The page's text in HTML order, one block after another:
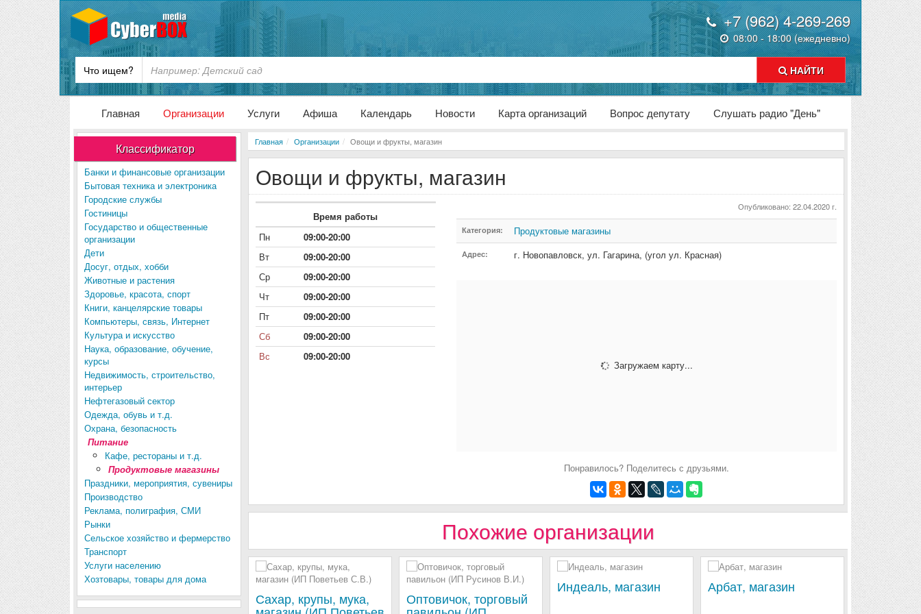
+7 (962) 4-269-269
08:00 - 18:00 (ежедневно)
Что ищем? НАЙТИ
Главная Организации Услуги Афиша Календарь Новости Карта организаций Вопрос депутату Слушать радио "День"
Классификатор
Банки и финансовые организации
Бытовая техника и электроника
Городские службы
Гостиницы
Государство и общественные
организации
Дети
Досуг, отдых, хобби
Животные и растения
Здоровье, красота, спорт
Книги, канцелярские товары
Компьютеры, связь, Интернет
Культура и искусство
Наука, образование, обучение,
курсы
Недвижимость, строительство,
интерьер
Нефтегазовый сектор
Одежда, обувь и т.д.
Охрана, безопасность
Питание
Кафе, рестораны и т.д.
Продуктовые магазины
Праздники, мероприятия, сувениры
Производство
Реклама, полиграфия, СМИ
Рынки
Сельское хозяйство и фермерство
Транспорт
Услуги населению
Хозтовары, товары для дома
Главная Организации Овощи и фрукты, магазин
Овощи и фрукты, магазин
Время работы
Пн
09:00-20:00
Вт
09:00-20:00
Ср
09:00-20:00
Чт
09:00-20:00
Пт
09:00-20:00
Сб
09:00-20:00
Вс
09:00-20:00
Опубликовано: 22.04.2020 г.
Категория: Продуктовые магазины
Адрес: г. Новопавловск, ул. Гагарина, (угол ул. Красная)
Загружаем карту...
Понравилось? Поделитесь с друзьями.
Похожие организации
Сахар, крупы, мука, Оптовичок, торговый
Индеаль, магазин Арбат, магазин